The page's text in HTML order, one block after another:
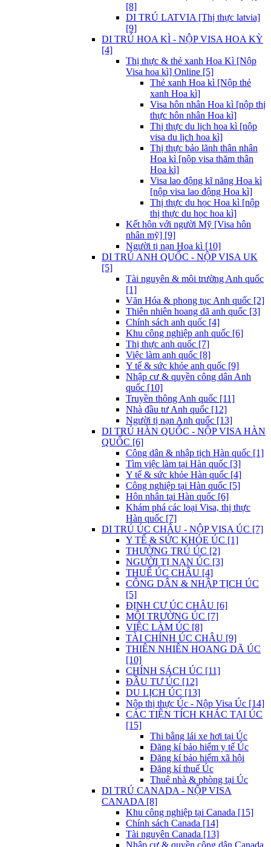
[8]
DI TRÚ LATVIA [Thị thực latvia]
[9]
DI TRÚ HOA KÌ - NỘP VISA HOA KỲ
[4]
Thị thực & thẻ xanh Hoa Kì [Nộp
Visa hoa kì] Online [5]
Thẻ xanh Hoa kì [Nộp thẻ
xanh Hoa kì]
Visa hôn nhân Hoa kì [nộp thị
thực hôn nhân Hoa kì]
Thị thực du lịch hoa kì [nộp
visa du lịch hoa kì]
Thị thực bảo lãnh thân nhân
Hoa kì [nộp visa thăm thân
Hoa kì]
Visa lao động kĩ năng Hoa kì
[nộp visa lao động Hoa kì]
Thị thực du học Hoa kì [nộp
thị thực du học hoa kì]
Kết hôn với người Mỹ [Visa hôn
nhân mỹ] [9]
Người tị nạn Hoa kì [10]
DI TRÚ ANH QUỐC - NỘP VISA UK
[5]
Tài nguyên & môi trường Anh quốc
[1]
Văn Hóa & phong tục Anh quốc [2]
Thiên nhiên hoang dã anh quốc [3]
Chính sách anh quốc [4]
Khu công nghiệp anh quốc [6]
Thị thực anh quốc [7]
Việc làm anh quốc [8]
Y tế & sức khỏe anh quốc [9]
Nhập cư & quyền công dân Anh
quốc [10]
Truyền thông Anh quốc [11]
Nhà đầu tư Anh quốc [12]
Người tị nạn Anh quốc [13]
DI TRÚ HÀN QUỐC - NỘP VISA HÀN
QUỐC [6]
Công dân & nhập tịch Hàn quốc [1]
Tìm việc làm tại Hàn quốc [3]
Y tế & sức khỏe Hàn quốc [4]
Công nghiệp tại Hàn quốc [5]
Hôn nhân tại Hàn quốc [6]
Khám phá các loại Visa, thị thực
Hàn quốc [7]
DI TRÚ ÚC CHÂU - NỘP VISA ÚC [7]
Y TẾ & SỨC KHỎE ÚC [1]
THƯỜNG TRÚ ÚC [2]
NGƯỜI TỊ NẠN ÚC [3]
THUẾ ÚC CHÂU [4]
CÔNG DÂN & NHẬP TỊCH ÚC
[5]
ĐỊNH CƯ ÚC CHÂU [6]
MÔI TRƯỜNG ÚC [7]
VIỆC LÀM ÚC [8]
TÀI CHÍNH ÚC CHÂU [9]
THIÊN NHIÊN HOANG DÃ ÚC
[10]
CHÍNH SÁCH ÚC [11]
ĐẦU TƯ ÚC [12]
DU LỊCH ÚC [13]
Nộp thị thực Úc - Nộp Visa Úc [14]
CÁC TIỆN TÍCH KHÁC TẠI ÚC
[15]
Thi bằng lái xe hơi tại Úc
Đăng kí bảo hiểm y tế Úc
Đăng kí bảo hiểm xã hội
Đăng kí thuế Úc
Thuê nhà & phòng tại Úc
DI TRÚ CANADA - NỘP VISA
CANADA [8]
Khu công nghiệp tại Canada [15]
Chính sách Canada [14]
Tài nguyên Canada [13]
Nhập cư & quyền công dân Canada